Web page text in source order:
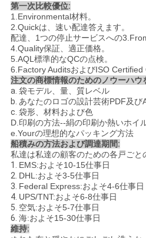
第一次比較優位:
1.Environmental材料。
2.Quickは、速い配達答えます。
配達、1つの停止サービスへの
4.Quality保証、適正価格。
5.AQL標準的なQCの点検。
6.Factory AuditsおよびISO Certified
注文の商標情報のためのノウーハウ
a. 袋モデル、量、質レベル
b. あなたのロゴの設計芸術PDF及び
c. 袋形、材料および色
D. 印刷の方法--絹の印刷か熱いホイ
e.Yourの理想的なパッキング方法
船積みの方法および調達期間:
私達は私達の顧客のための各戸ごと
1. EMS:およそ10-15仕事日
2. DHL:およそ3-5仕事日
3. Federal Express:およそ4-6仕事日
4. UPS/TNT:およそ6-8仕事日
5. 空気:およそ5-7仕事日
6. 海:およそ15-30仕事日
維持: